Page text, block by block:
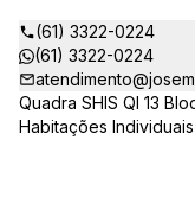
(61) 3322-0224
(61) 3322-0224
Quadra SHIS QI 13
Habitações